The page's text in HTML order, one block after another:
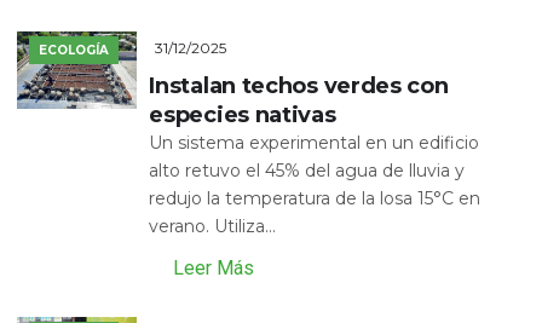
ECOLOGÍA 31/12/2025
Instalan techos verdes con
especies nativas
Un sistema experimental en un edificio
alto retuvo el 45% del agua de lluvia y
redujo la temperatura de la losa 15°C en
verano. Utiliza...
Leer Más